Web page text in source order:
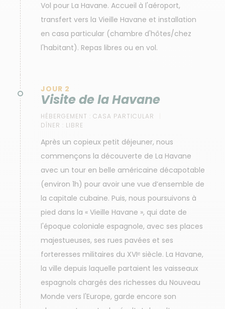
Vol pour La Havane. Accueil à l'aéroport,
transfert vers la Vieille Havane et installation
en casa particular (chambre d'hôtes/chez
l'habitant). Repas libres ou en vol.
JOUR 2
Visite de la Havane
HÉBERGEMENT : CASA PARTICULAR
DÎNER : LIBRE
Après un copieux petit déjeuner, nous
commençons la découverte de La Havane
avec un tour en belle américaine décapotable
(environ 1h) pour avoir une vue d’ensemble de
la capitale cubaine. Puis, nous poursuivons à
pied dans la « Vieille Havane », qui date de
l'époque coloniale espagnole, avec ses places
majestueuses, ses rues pavées et ses
forteresses militaires du XVIᵉ siècle. La Havane,
la ville depuis laquelle partaient les vaisseaux
espagnols chargés des richesses du Nouveau
Monde vers l'Europe, garde encore son